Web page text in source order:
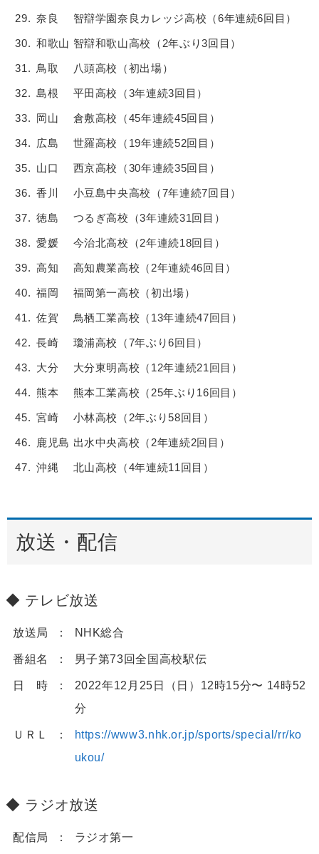
奈良 智辯学園奈良カレッジ高校（6年連続6回目）
和歌山 智辯和歌山高校（2年ぶり3回目）
鳥取 八頭高校（初出場）
島根 平田高校（3年連続3回目）
岡山 倉敷高校（45年連続45回目）
広島 世羅高校（19年連続52回目）
山口 西京高校（30年連続35回目）
香川 小豆島中央高校（7年連続7回目）
徳島 つるぎ高校（3年連続31回目）
愛媛 今治北高校（2年連続18回目）
高知 高知農業高校（2年連続46回目）
福岡 福岡第一高校（初出場）
佐賀 鳥栖工業高校（13年連続47回目）
長崎 瓊浦高校（7年ぶり6回目）
大分 大分東明高校（12年連続21回目）
熊本 熊本工業高校（25年ぶり16回目）
宮崎 小林高校（2年ぶり58回目）
鹿児島 出水中央高校（2年連続2回目）
沖縄 北山高校（4年連続11回目）
放送・配信
テレビ放送
放送局 NHK総合
番組名 男子第73回全国高校駅伝
日 時
2022年12月25日（日）12時15分〜 14時52
分
ＵＲＬ
https://www3.nhk.or.jp/sports/special/rr/ko
ukou/
ラジオ放送
配信局 ラジオ第一